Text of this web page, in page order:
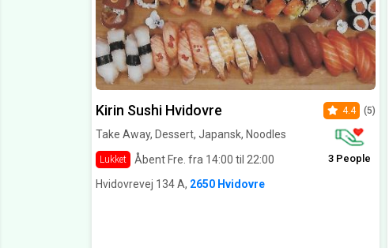
Kirin Sushi Hvidovre
Take Away, Dessert, Japansk, Noodles
Lukket Åbent Fre. fra 14:00 til 22:00
4.4 (5)
3 People
Hvidovrevej 134 A, 2650 Hvidovre